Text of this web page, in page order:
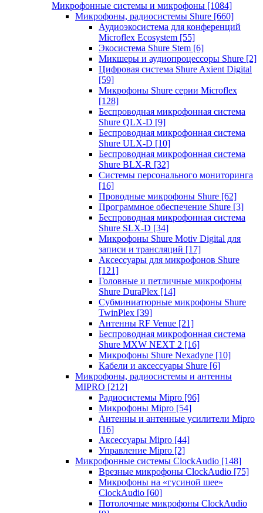
Микрофонные системы и микрофоны [1084]
Микрофоны, радиосистемы Shure [660]
Аудиоэкосистема для конференций
Microflex Ecosystem [55]
Экосистема Shure Stem [6]
Микшеры и аудиопроцессоры Shure [2]
Цифровая система Shure Axient Digital
[59]
Микрофоны Shure серии Microflex
[128]
Беспроводная микрофонная система
Shure QLX-D [9]
Беспроводная микрофонная система
Shure ULX-D [10]
Беспроводная микрофонная система
Shure BLX-R [32]
Системы персонального мониторинга
[16]
Проводные микрофоны Shure [62]
Программное обеспечение Shure [3]
Беспроводная микрофонная система
Shure SLX-D [34]
Микрофоны Shure Motiv Digital для
записи и трансляций [17]
Аксессуары для микрофонов Shure
[121]
Головные и петличные микрофоны
Shure DuraPlex [14]
Субминиатюрные микрофоны Shure
TwinPlex [39]
Антенны RF Venue [21]
Беспроводная микрофонная система
Shure MXW NEXT 2 [16]
Микрофоны Shure Nexadyne [10]
Кабели и аксессуары Shure [6]
Микрофоны, радиосистемы и антенны
MIPRO [212]
Радиосистемы Mipro [96]
Микрофоны Mipro [54]
Антенны и антенные усилители Mipro
[16]
Аксессуары Mipro [44]
Управление Mipro [2]
Микрофонные системы ClockAudio [148]
Врезные микрофоны ClockAudio [75]
Микрофоны на «гусиной шее»
ClockAudio [60]
Потолочные микрофоны ClockAudio